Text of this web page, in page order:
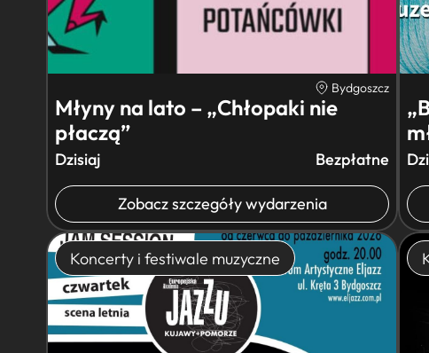
Bydgoszcz
Młyny na lato – „Chłopaki nie
płaczą”
Dzisiaj Bezpłatne
Zobacz szczegóły wydarzenia
Koncerty i festiwale muzyczne